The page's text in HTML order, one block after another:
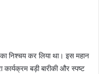
निश्चय कर लिया था। इस महान
बड़ी बारीकी और स्पष्ट